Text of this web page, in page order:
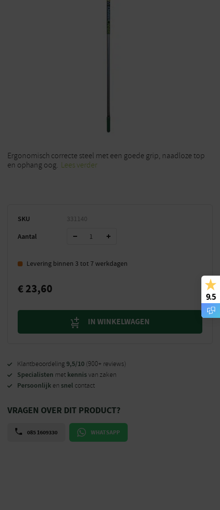
Ergonomisch correcte steel met een goede grip, naadloze top
en ophang oog. Lees verder
SKU 331140
Aantal
Levering binnen 3 tot 7 werkdagen
€ 23,60
IN WINKELWAGEN
Klantbeoordeling9,5/10 (900+ reviews)
Specialisten met kennisvan zaken
Persoonlijk en snel contact
VRAGEN OVER DIT PRODUCT?
085 1609330 WHATSAPP
9.5